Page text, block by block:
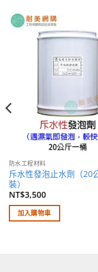
防水工程材料
斥水性發泡止水劑（20
裝）
NT$3,500
加入購物車